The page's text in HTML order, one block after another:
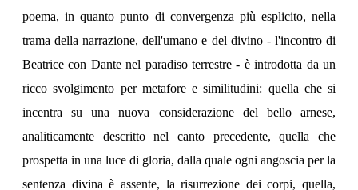
poema, in quanto punto di convergenza più esplicito, nella
trama della narrazione, dell'umano e del divino - l'incontro di
Beatrice con Dante nel paradiso terrestre - è introdotta da un
ricco svolgimento per metafore e similitudini: quella che si
incentra su una nuova considerazione del bello arnese,
analiticamente descritto nel canto precedente, quella che
prospetta in una luce di gloria, dalla quale ogni angoscia per la
sentenza divina è assente, la risurrezione dei corpi, quella,